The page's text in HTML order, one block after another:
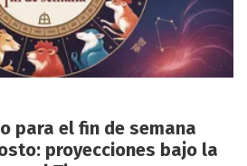
para el fin de semana
proyecciones bajo la